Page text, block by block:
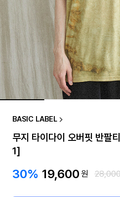
BASIC LABEL
무지 타이다이 오버핏 반
1]
30% 19,600원